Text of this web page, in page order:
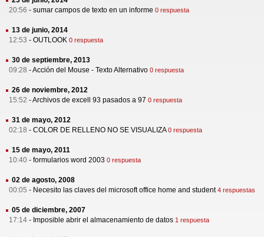
20:56 - sumar campos de texto en un informe 0 respuesta
13 de junio, 2014
12:53 - OUTLOOK 0 respuesta
30 de septiembre, 2013
09:28 -Acción del Mouse - Texto Alternativo 0 respuesta
26 de noviembre, 2012
15:52 -Archivos de excell 93 pasados a 97 0 respuesta
31 de mayo, 2012
02:18 - COLOR DE RELLENO NO SE VISUALIZA 0 respuesta
15 de mayo, 2011
10:40 - formularios word 2003 0 respuesta
02 de agosto, 2008
00:05 - Necesito las claves del microsoft office home and student 4 respuestas
05 de diciembre, 2007
17:14 - Imposible abrir el almacenamiento de datos 1 respuesta